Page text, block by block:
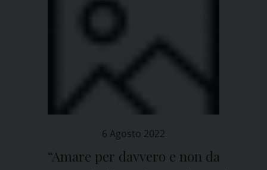
6 Agosto 2022
“Amare per davvero e non da